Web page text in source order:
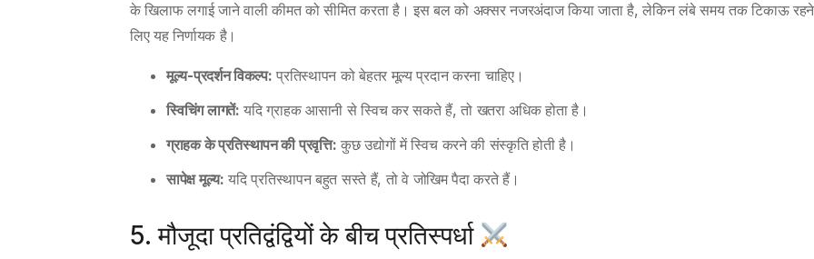
के खिलाफ लगाई जाने वाली कीमत को सीमित करता है। इस बल को अक्सर नजरअंदाज किया जाता है, लेकिन लंबे समय तक टिकाऊ
लिए यह निर्णायक है।
मूल्य-प्रदर्शन विकल्प: प्रतिस्थापन को बेहतर मूल्य प्रदान करना चाहिए।
स्विचिंग लागतें: यदि ग्राहक आसानी से स्विच कर सकते हैं, तो खतरा अधिक होता है।
ग्राहक के प्रतिस्थापन की प्रवृत्ति: कुछ उद्योगों में स्विच करने की संस्कृति होती है।
सापेक्ष मूल्य: यदि प्रतिस्थापन बहुत सस्ते हैं, तो वे जोखिम पैदा करते हैं।
5. मौजूदा प्रतिद्वंद्वियों के बीच प्रतिस्पर्धा